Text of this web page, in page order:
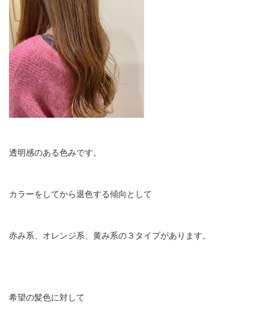
透明感のある色みです。
カラーをしてから退色する傾向として
赤み系、オレンジ系、黄み系の３タイプがあります。
希望の髪色に対して